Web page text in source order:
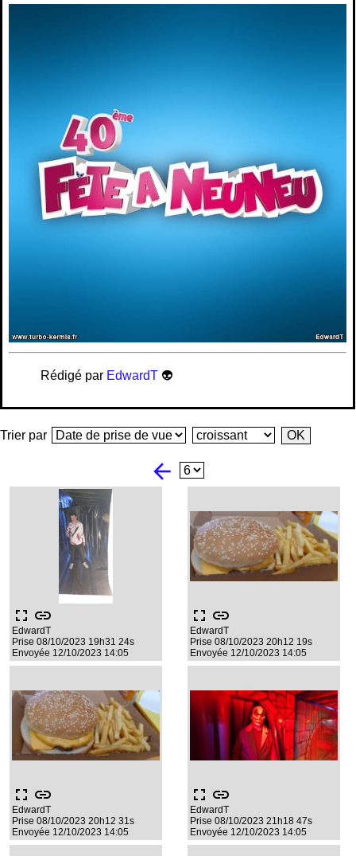
Rédigé par EdwardT 👽
Trier par
arrow_back
fullscreen link
EdwardT
Prise 08/10/2023 19h31 24s
Envoyée 12/10/2023 14:05
fullscreen link
EdwardT
Prise 08/10/2023 20h12 19s
Envoyée 12/10/2023 14:05
fullscreen link
EdwardT
Prise 08/10/2023 20h12 31s
Envoyée 12/10/2023 14:05
fullscreen link
EdwardT
Prise 08/10/2023 21h18 47s
Envoyée 12/10/2023 14:05